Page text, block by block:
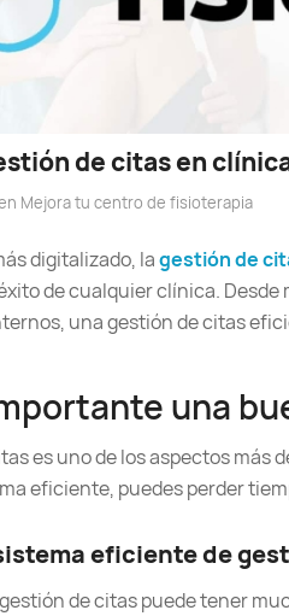
de citas en
Mejora tu centro de fisioterapia
digitalizado, lagestión de
de cualquier clínica.
una gestión de citas
una
es uno de los aspectos más
eficiente, puedes perder
eficiente de
de citas puede tener